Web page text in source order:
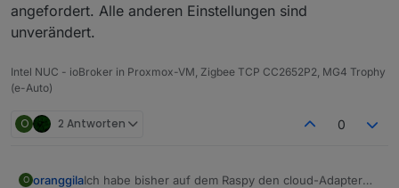
angefordert. Alle anderen Einstellungen sind
unverändert.
Intel NUC - ioBroker in Proxmox-VM, Zigbee TCP CC2652P2, MG4 Trophy
(e-Auto)
O 2 Antworten 0
O oranggilaIch habe bisher auf dem Raspy den cloud-Adapter